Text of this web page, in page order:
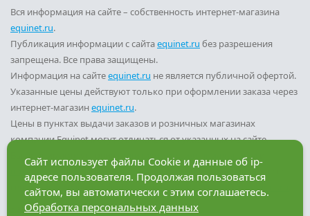
Вся информация на сайте – собственность интернет-магазина
equinet.ru.
Публикация информации с сайтаequinet.ru без разрешения
запрещена. Все права защищены.
Информация на сайтеequinet.ru не является публичной офертой.
Указанные цены действуют только при оформлении заказа через
интернет-магазин equinet.ru.
Цены в пунктах выдачи заказов и розничных магазинах
компании Equinet могут отличаться от указанных на сайте.
Вы принимаете условия
политики конфиденциальности
пользовательского соглашения
каждый раз, когда оставляете
свои данные в любой форме обратной связи на сайте
Разработка сайта — компания «Факт»
Сайт использует файлы Cookie и данные об ip-
адресе пользователя. Продолжая пользоваться
сайтом, вы автоматически с этим соглашаетесь.
Обработка персональных данных